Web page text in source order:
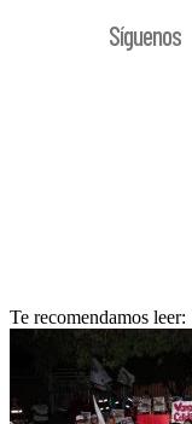
Síguenos
Te recomendamos leer: